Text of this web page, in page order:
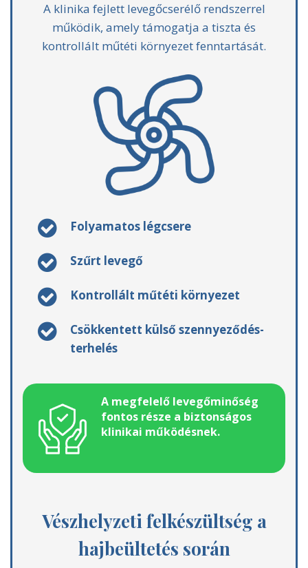
A klinika fejlett levegőcserélő rendszerrel
működik, amely támogatja a tiszta és
kontrollált műtéti környezet fenntartását.
Folyamatos légcsere
Szűrt levegő
Kontrollált műtéti környezet
Csökkentett külső szennyeződés-
terhelés
A megfelelő levegőminőség
fontos része a biztonságos
klinikai működésnek.
Vészhelyzeti felkészültség a
hajbeültetés során